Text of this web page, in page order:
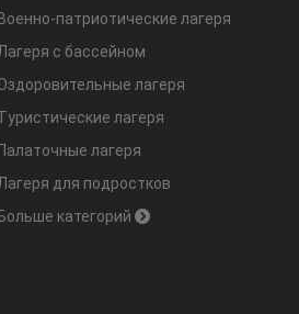
Военно-патриотические лагеря
с бассейном
лагеря
лагеря
Палаточные лагеря
для подростков
Больше категорий